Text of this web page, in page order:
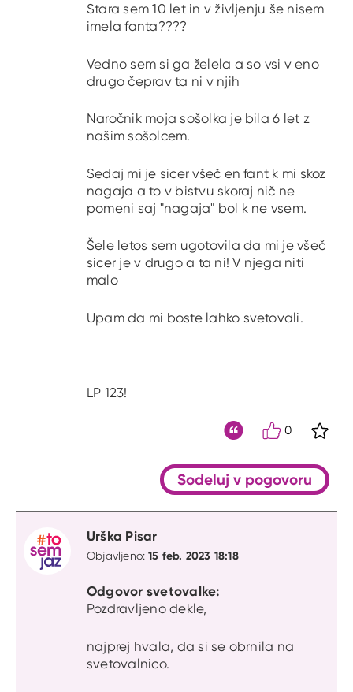
Stara sem 10 let in v življenju še nisem
imela fanta????
Vedno sem si ga želela a so vsi v eno
drugo čeprav ta ni v njih
Naročnik moja sošolka je bila 6 let z
našim sošolcem.
Sedaj mi je sicer všeč en fant k mi skoz
nagaja a to v bistvu skoraj nič ne
pomeni saj "nagaja" bol k ne vsem.
Šele letos sem ugotovila da mi je všeč
sicer je v drugo a ta ni! V njega niti
malo
Upam da mi boste lahko svetovali.
LP 123!
0
Sodeluj v pogovoru
Urška Pisar
Objavljeno:15 feb. 2023 18:18
Odgovor svetovalke:
Pozdravljeno dekle,
najprej hvala, da si se obrnila na
svetovalnico.